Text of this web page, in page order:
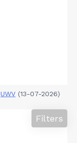
UWV (13-07-2026)
Filters